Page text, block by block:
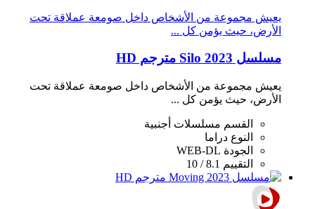
يعيش مجموعة من الأشخاص داخل صومعة عملاقة تحت
الأرض، حيث يؤمن كل ...
مسلسل Silo 2023 مترجم HD
يعيش مجموعة من الأشخاص داخل صومعة عملاقة تحت
الأرض، حيث يؤمن كل ...
القسم مسلسلات أجنبية
النوع دراما
الجودة WEB-DL
التقييم 8.1 / 10